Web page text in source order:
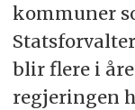
kommuner
blir flere i
regjeringen